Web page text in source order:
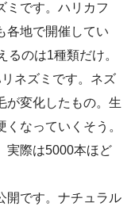
ミです。ハリカフ
各地で開催してい
るのは1種類だけ。
ネズミです。ネズ
が変化したもの。生
なっていくそう。
実際は5000本ほど
開です。ナチュラル